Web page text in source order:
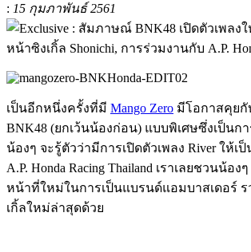
: 15 กุมภาพันธ์ 2561
เป็นอีกหนึ่งครั้งที่มี Mango Zero มีโอกาสคุย
BNK48 (ยกเว้นน้องก่อน) แบบพิเศษซึ่งเป็นก
น้องๆ จะรู้ตัวว่ามีการเปิดตัวเพลง River ให้เป็
A.P. Honda Racing Thailand เราเลยชวนน้อ
หน้าที่ใหม่ในการเป็นแบรนด์แอมบาสเดอร์ ร
เกิ้ลใหม่ล่าสุดด้วย